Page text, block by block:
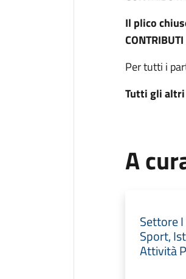
Il plico
Per tutti i
Tutti gli altri
A
Settore
Sport,
Attività